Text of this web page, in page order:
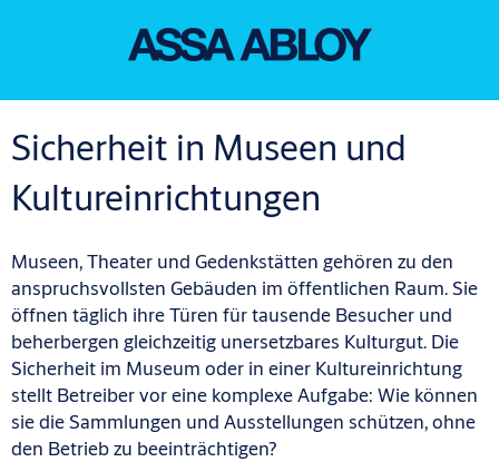
Sicherheit in Museen und
Kultureinrichtungen
Museen, Theater und Gedenkstätten gehören zu den
anspruchsvollsten Gebäuden im öffentlichen Raum. Sie
öffnen täglich ihre Türen für tausende Besucher und
beherbergen gleichzeitig unersetzbares Kulturgut. Die
Sicherheit im Museum oder in einer Kultureinrichtung
stellt Betreiber vor eine komplexe Aufgabe: Wie können
sie die Sammlungen und Ausstellungen schützen, ohne
den Betrieb zu beeinträchtigen?